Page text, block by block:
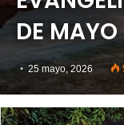
DE MAYO
25 mayo, 2026